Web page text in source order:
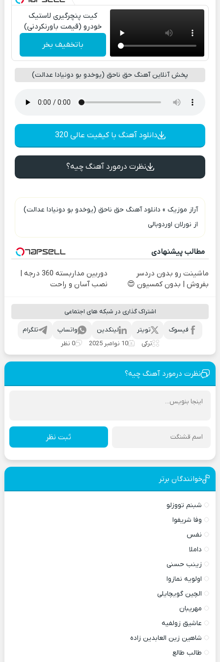
کیت پنچرگیری لاستیک
خودرو (قیمت باورنکردنی)
باتخفیف بخر
پخش آنلاین آهنگ حق ناحق (یوخدو بو دونیادا عدالت)
دانلود آهنگ با کیفیت عالی 320
نظرت درمورد آهنگ چیه؟
آراز موزیک » دانلود آهنگ حق ناحق (یوخدو بو دونیادا عدالت)
از نورلان اوردوبالی
مطالب پیشنهادی
ماشینت رو بدون دردسر
بفروش | بدون کمسیون 😍
دوربین مداربسته 360 درجه |
نصب آسان و راحت
اشتراک گذاری در شبکه های اجتماعی
تلگرام واتساپ لینکدین تویتر
فیسوک
ترکی
10 نوامبر 2025 0 نظر
نظرت درمورد آهنگ چیه؟
ثبت نظر
خوانندگان برتر
شبنم تووزلو
وفا شریفوا
نفس
داملا
زینب حسنی
اولویه نمازوا
الچین گویچایلی
مهریبان
عاشیق زولفیه
شاهین زین العابدین زاده
طالب طالع